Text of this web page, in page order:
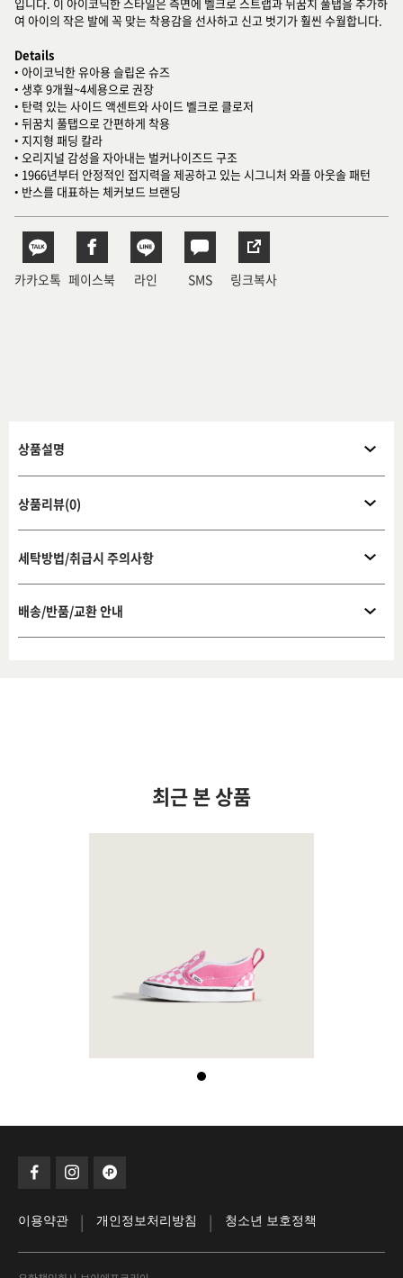
여 아이의 작은 발에 꼭 맞는 착용감을 선사하고 신고 벗기가 훨씬 수월합니다.
Details
• 아이코닉한 유아용 슬립온 슈즈
• 생후 9개월~4세용으로 권장
• 탄력 있는 사이드 액센트와 사이드 벨크로 클로저
• 뒤꿈치 풀탭으로 간편하게 착용
• 지지형 패딩 칼라
• 오리지널 감성을 자아내는 벌커나이즈드 구조
• 1966년부터 안정적인 접지력을 제공하고 있는 시그니처 와플 아웃솔 패턴
• 반스를 대표하는 체커보드 브랜딩
카카오톡 페이스북 라인 SMS 링크복사
상품설명
상품리뷰(0)
세탁방법/취급시 주의사항
배송/반품/교환 안내
최근 본 상품
이용약관 | 개인정보처리방침 | 청소년 보호정책